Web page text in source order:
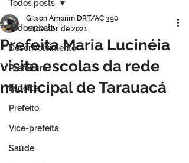
Todos posts
Desenvolvimento
Prefeitura
Esporte
Prefeito
Vice-prefeita
Saúde
Todos posts
Prefeita Maria Lucinéia
visita escolas da rede
municipal de Tarauacá
Gilson Amorim DRT/AC 390
28 de abr. de 2021